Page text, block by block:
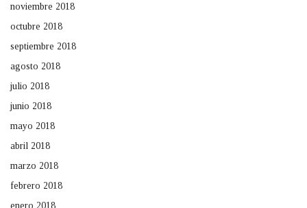
noviembre 2018
octubre 2018
septiembre 2018
agosto 2018
julio 2018
junio 2018
mayo 2018
abril 2018
marzo 2018
febrero 2018
enero 2018